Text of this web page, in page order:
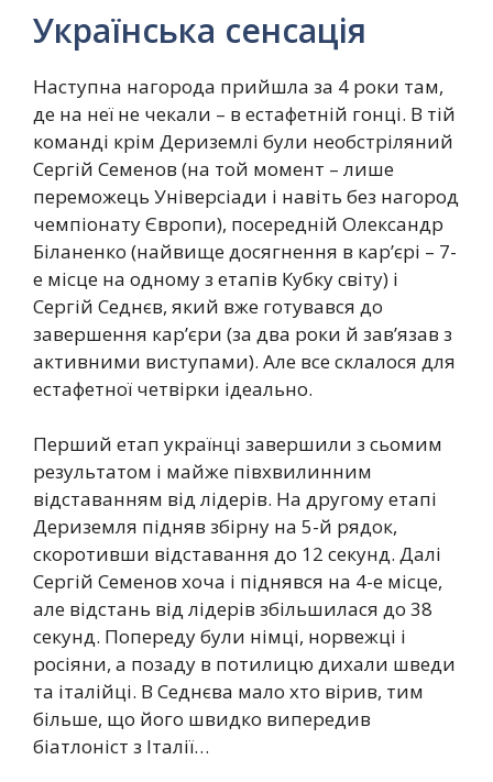
Українська сенсація
Наступна нагорода прийшла за 4 роки там,
де на неї не чекали – в естафетній гонці. В тій
команді крім Дериземлі були необстріляний
Сергій Семенов (на той момент – лише
переможець Універсіади і навіть без нагород
чемпіонату Європи), посередній Олександр
Біланенко (найвище досягнення в кар’єрі – 7-
е місце на одному з етапів Кубку світу) і
Сергій Седнєв, який вже готувався до
завершення кар’єри (за два роки й зав’язав з
активними виступами). Але все склалося для
естафетної четвірки ідеально.
Перший етап українці завершили з сьомим
результатом і майже півхвилинним
відставанням від лідерів. На другому етапі
Дериземля підняв збірну на 5-й рядок,
скоротивши відставання до 12 секунд. Далі
Сергій Семенов хоча і піднявся на 4-е місце,
але відстань від лідерів збільшилася до 38
секунд. Попереду були німці, норвежці і
росіяни, а позаду в потилицю дихали шведи
та італійці. В Седнєва мало хто вірив, тим
більше, що його швидко випередив
біатлоніст з Італії…